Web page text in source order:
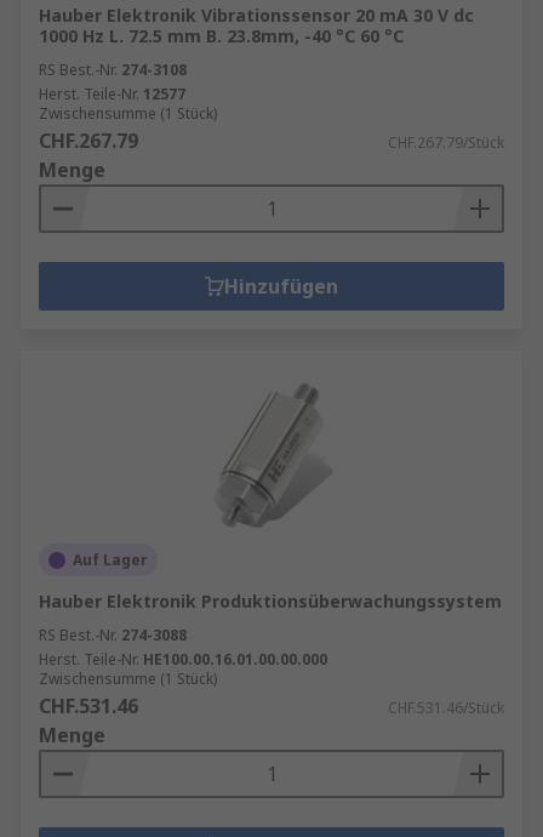
Hauber Elektronik Vibrationssensor 20 mA 30 V dc
1000 Hz L. 72.5 mm B. 23.8mm, -40 °C 60 °C
RS Best.-Nr. 274-3108
Herst. Teile-Nr. 12577
Zwischensumme (1 Stück)
CHF.267.79 CHF.267.79/Stück
Menge
Hinzufügen
Auf Lager
Hauber Elektronik Produktionsüberwachungssystem
RS Best.-Nr. 274-3088
Herst. Teile-Nr. HE100.00.16.01.00.00.000
Zwischensumme (1 Stück)
CHF.531.46 CHF.531.46/Stück
Menge